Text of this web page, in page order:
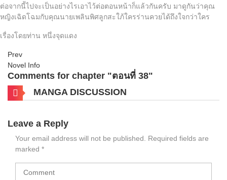
ต่อจากนี้ไปจะเป็นอย่างไรเอาไว้ต่อตอนหน้าก็แล้วกันครับ มาดูกันว่าคุณ
หญิงเฉิดโฉมกับคุณนายเพลินพิศลูกสะใภ้ใครร่านควยได้ถึงใจกว่าใคร
เรื่องโดยท่าน หนึ่งจุดแดง
Prev
Novel Info
Comments for chapter "ตอนที่ 38"
MANGA DISCUSSION
Leave a Reply
Your email address will not be published.
Required fields are
marked *